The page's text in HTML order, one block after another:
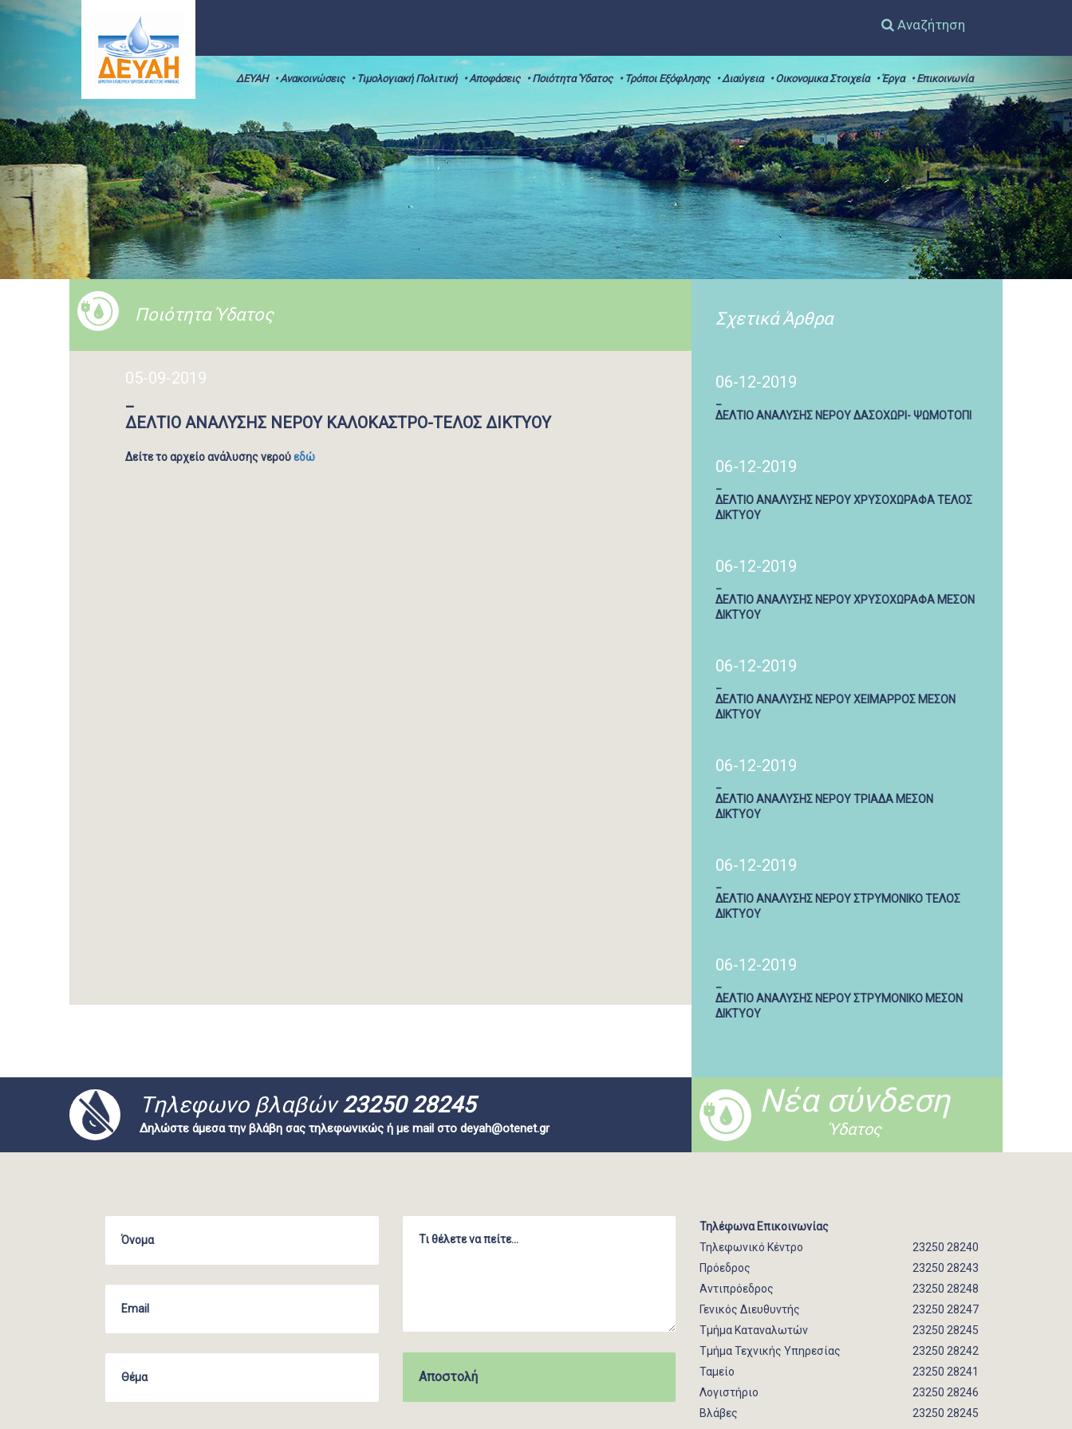
Αναζήτηση
ΔΕΥΑΗ • Ανακοινώσεις • Τιμολογιακή Πολιτική • Αποφάσεις • Ποιότητα Ύδατος • Τρόποι Εξόφλησης • Διαύγεια • Οικονομικα Στοιχεία • Έργα • Επικοινωνία
Ποιότητα Ύδατος
05-09-2019
_
ΔΕΛΤΙΟ ΑΝΑΛΥΣΗΣ ΝΕΡΟΥ ΚΑΛΟΚΑΣΤΡΟ-ΤΕΛΟΣ ΔΙΚΤΥΟΥ
Δείτε το αρχείο ανάλυσης νερούεδώ
Σχετικά Άρθρα
06-12-2019
ΔΕΛΤΙΟ ΑΝΑΛΥΣΗΣ ΝΕΡΟΥ ΔΑΣΟΧΩΡΙ- ΨΩΜΟΤΟΠΙ
06-12-2019
ΔΕΛΤΙΟ ΑΝΑΛΥΣΗΣ ΝΕΡΟΥ ΧΡΥΣΟΧΩΡΑΦΑ ΤΕΛΟΣ
ΔΙΚΤΥΟΥ
06-12-2019
ΔΕΛΤΙΟ ΑΝΑΛΥΣΗΣ ΝΕΡΟΥ ΧΡΥΣΟΧΩΡΑΦΑ ΜΕΣΟΝ
ΔΙΚΤΥΟΥ
06-12-2019
ΔΕΛΤΙΟ ΑΝΑΛΥΣΗΣ ΝΕΡΟΥ ΧΕΙΜΑΡΡΟΣ ΜΕΣΟΝ
ΔΙΚΤΥΟΥ
06-12-2019
ΔΕΛΤΙΟ ΑΝΑΛΥΣΗΣ ΝΕΡΟΥ ΤΡΙΑΔΑ ΜΕΣΟΝ
ΔΙΚΤΥΟΥ
06-12-2019
ΔΕΛΤΙΟ ΑΝΑΛΥΣΗΣ ΝΕΡΟΥ ΣΤΡΥΜΟΝΙΚΟ ΤΕΛΟΣ
ΔΙΚΤΥΟΥ
06-12-2019
ΔΕΛΤΙΟ ΑΝΑΛΥΣΗΣ ΝΕΡΟΥ ΣΤΡΥΜΟΝΙΚΟ ΜΕΣΟΝ
ΔΙΚΤΥΟΥ
Tηλεφωνο βλαβών23250 28245
Δηλώστε άμεσα την βλάβη σας τηλεφωνικώς ή με mail στο deyah@otenet.gr
Νέα σύνδεση
Ύδατος
Τηλέφωνα Επικοινωνίας
Τηλεφωνικό Κέντρο
23250 28240
Πρόεδρος
23250 28243
Αντιπρόεδρος
23250 28248
Γενικός Διευθυντής
23250 28247
Τμήμα Καταναλωτών
23250 28245
Τμήμα Τεχνικής Υπηρεσίας
23250 28242
Ταμείο
23250 28241
Λογιστήριο
23250 28246
Βλάβες
23250 28245